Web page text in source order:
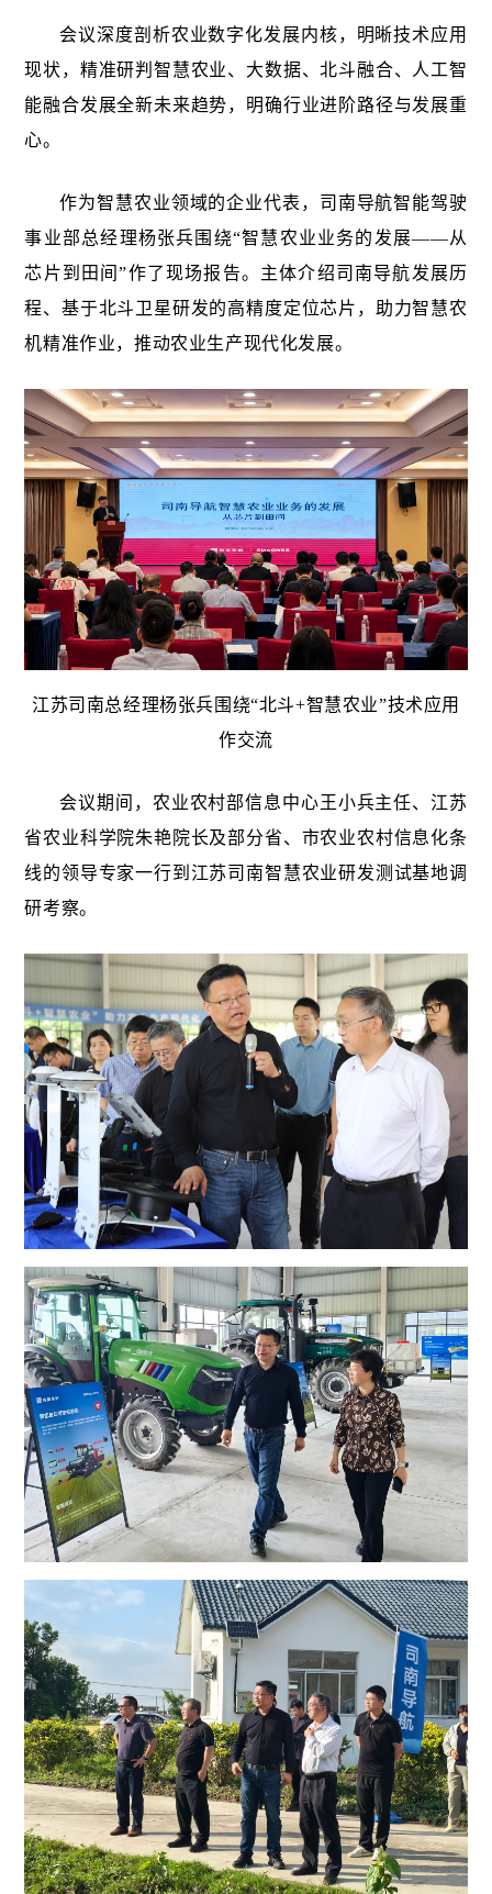
会议深度剖析农业数字化发展内核，明晰技术应用
现状，精准研判智慧农业、大数据、北斗融合、人工智
能融合发展全新未来趋势，明确行业进阶路径与发展重
心。
作为智慧农业领域的企业代表，司南导航智能驾驶
事业部总经理杨张兵围绕“智慧农业业务的发展——从
芯片到田间”作了现场报告。主体介绍司南导航发展历
程、基于北斗卫星研发的高精度定位芯片，助力智慧农
机精准作业，推动农业生产现代化发展。
江苏司南总经理杨张兵围绕“北斗+智慧农业”技术应用
作交流
会议期间，农业农村部信息中心王小兵主任、江苏
省农业科学院朱艳院长及部分省、市农业农村信息化条
线的领导专家一行到江苏司南智慧农业研发测试基地调
研考察。